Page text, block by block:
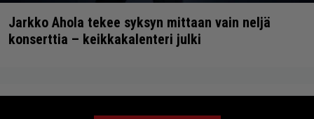
Jarkko Ahola tekee syksyn mittaan vain neljä
konserttia – keikkakalenteri julki